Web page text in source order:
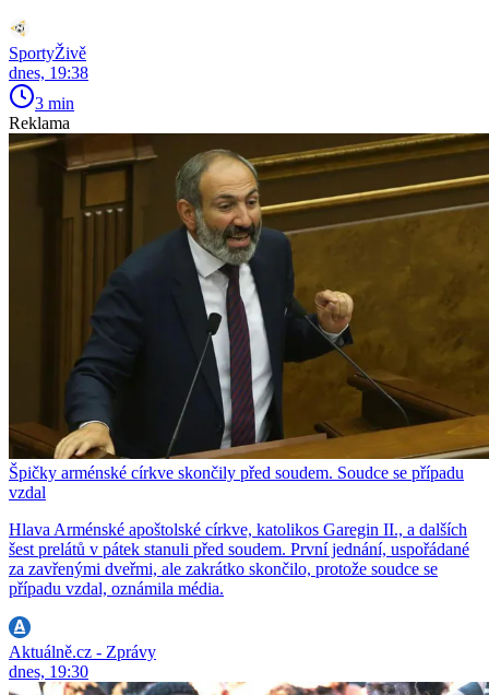
SportyŽivě
dnes, 19:38
3 min
Reklama
Špičky arménské církve skončily před soudem. Soudce se případu
vzdal
Hlava Arménské apoštolské církve, katolikos Garegin II., a dalších
šest prelátů v pátek stanuli před soudem. První jednání, uspořádané
za zavřenými dveřmi, ale zakrátko skončilo, protože soudce se
případu vzdal, oznámila média.
Aktuálně.cz - Zprávy
dnes, 19:30